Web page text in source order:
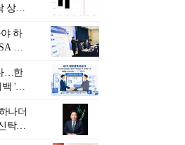
상장
하
투
…한
'베
나더
탁수